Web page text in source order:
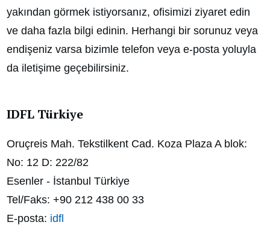
yakından görmek istiyorsanız, ofisimizi ziyaret edin
ve daha fazla bilgi edinin. Herhangi bir sorunuz veya
endişeniz varsa bizimle telefon veya e-posta yoluyla
da iletişime geçebilirsiniz.
IDFL Türkiye
Oruçreis Mah. Tekstilkent Cad. Koza Plaza A blok:
No: 12 D: 222/82
Esenler - İstanbul Türkiye
Tel/Faks: +90 212 438 00 33
E-posta: idfl